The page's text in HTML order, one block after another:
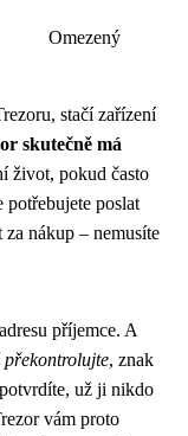
Omezený
stačí zařízení
skutečně má
život, pokud často
potřebujete poslat
nákup – nemusíte
příjemce. A
překontrolujte, znak
už ji nikdo
vám proto